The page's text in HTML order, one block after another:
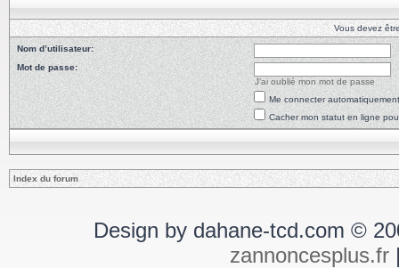
Vous devez
Nom d’utilisateur:
Mot de passe:
J’ai oublié mon mot de passe
Me connecter
Cacher mon statut en ligne
Index du forum
Design by dahane-tcd.com ©
zannoncesplus.fr